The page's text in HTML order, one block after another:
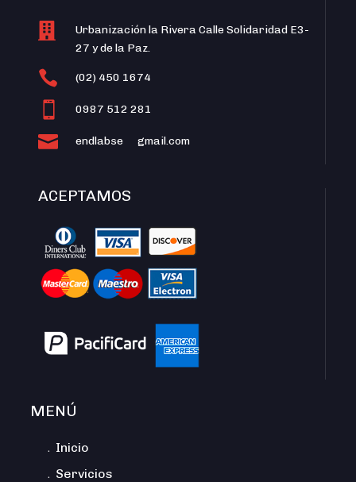

Urbanización la Rivera Calle Solidaridad E3-
27 y de la Paz.
 (02) 450 1674
 0987 512 281
 endlabse gmail.com
ACEPTAMOS
MENÚ
﹒Inicio
﹒Servicios